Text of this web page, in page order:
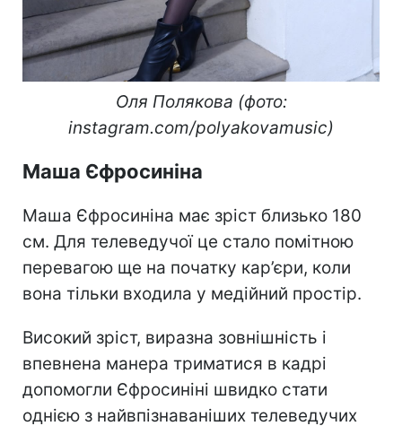
Оля Полякова (фото:
instagram.com/polyakovamusic​​​​​​​)
Маша Єфросиніна
Маша Єфросиніна має зріст близько 180
см. Для телеведучої це стало помітною
перевагою ще на початку кар’єри, коли
вона тільки входила у медійний простір.
Високий зріст, виразна зовнішність і
впевнена манера триматися в кадрі
допомогли Єфросиніні швидко стати
однією з найвпізнаваніших телеведучих